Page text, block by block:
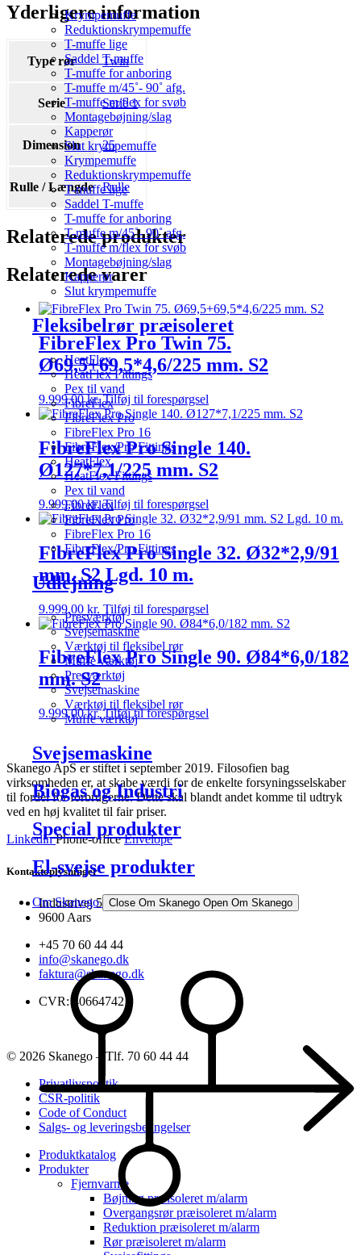
Krympemuffe
Reduktionskrympemuffe
T-muffe lige
Saddel T-muffe
T-muffe for anboring
T-muffe m/45˚- 90˚ afg.
T-muffe m/flex for svøb
Montagebøjning/slag
Kapperør
Slut krympemuffe
Krympemuffe
Reduktionskrympemuffe
T-muffe lige
Saddel T-muffe
T-muffe for anboring
T-muffe m/45˚- 90˚ afg.
T-muffe m/flex for svøb
Montagebøjning/slag
Kapperør
Slut krympemuffe
Fleksibelrør præisoleret
HeatFlex
HeatFlex Fittings
Pex til vand
FibreFlex
FibreFlex Pro
FibreFlex Pro 16
FibreFlex/Pro Fittings
HeatFlex
HeatFlex Fittings
Pex til vand
FibreFlex
FibreFlex Pro
FibreFlex Pro 16
FibreFlex/Pro Fittings
Udlejning
Presværktøj
Svejsemaskine
Værktøj til fleksibel rør
Muffe værktøj
Presværktøj
Svejsemaskine
Værktøj til fleksibel rør
Muffe værktøj
Svejsemaskine
Biogas og Industri
Special produkter
El-svejse produkter
Om Skanego Close Om Skanego Open Om Skanego
Yderligere information
Type rør Twin
Serie Serie 1
Dimension 25
Rulle / Længde Rulle
Relaterede produkter
Relaterede varer
FibreFlex Pro Twin 75.
Ø69,5+69,5*4,6/225 mm. S2
9.999,00kr. Tilføj til forespørgsel
FibreFlex Pro Single 140.
Ø127*7,1/225 mm. S2
9.999,00kr. Tilføj til forespørgsel
FibreFlex Pro Single 32. Ø32*2,9/91
mm. S2 Lgd. 10 m.
9.999,00 kr. Tilføj til forespørgsel
FibreFlex Pro Single 90. Ø84*6,0/182
mm. S2
9.999,00kr. Tilføj til forespørgsel
Skanego ApS er stiftet i september 2019. Filosofien bag
virksomheden er, at skabe værdi for de enkelte forsyningsselskaber
til fordel for forbrugerne. Dette skal blandt andet komme til udtryk
ved en høj kvalitet til fair priser.
Linkedin Phone-office Envelope
Kontaktoplysninger
Industrivej 52
9600 Aars
+45 70 60 44 44
info@skanego.dk
faktura@skanego.dk
CVR: 40664742
© 2026 Skanego – Tlf. 70 60 44 44
Privatlivspolitik
CSR-politik
Code of Conduct
Salgs- og leveringsbetingelser
Produktkatalog
Produkter
Fjernvarme
Bøjning præisoleret m/alarm
Overgangsrør præisoleret m/alarm
Reduktion præisoleret m/alarm
Rør præisoleret m/alarm